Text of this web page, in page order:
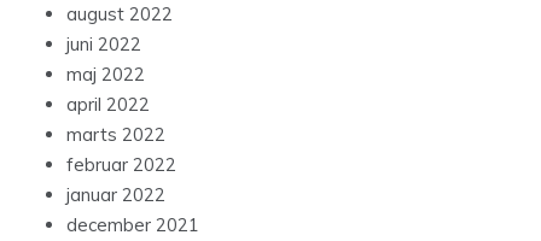
august 2022
juni 2022
maj 2022
april 2022
marts 2022
februar 2022
januar 2022
december 2021